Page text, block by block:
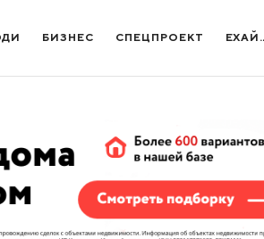
БИЗНЕС СПЕЦПРОЕКТ